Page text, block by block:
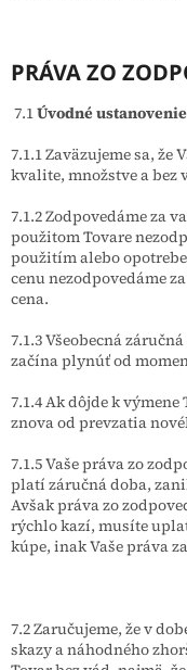
PRÁVA ZO
7.1Úvodné
7.1.1 Zaväzujeme sa, že
kvalite, množstve a bez
7.1.2 Zodpovedáme za
použitom Tovare
použitím alebo
cenu nezodpovedáme
cena.
7.1.3 Všeobecná
začína plynúť od
7.1.4 Ak dôjde k
znova od prevzatia
7.1.5 Vaše práva zo
platí záručná doba,
Avšak práva zo
rýchlo kazí, musíte
kúpe, inak Vaše práva
7.2 Zaručujeme, že v
skazy a náhodného